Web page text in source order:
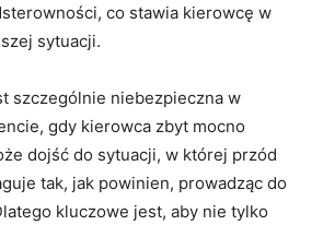
co stawia kierowcę ​w
sytuacji.
szczególnie niebezpieczna ⁢w
gdy kierowca zbyt ‌mocno
⁢dojść⁤ do sytuacji, ⁣w ⁤której przód
tak, ⁢jak powinien, ⁤prowadząc do
kluczowe jest, aby⁣ nie‌ tylko